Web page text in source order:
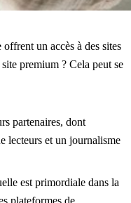
un accès à des sites
premium ? Cela peut se
partenaires, dont
lecteurs et un journalisme
est primordiale dans la
plateformes de